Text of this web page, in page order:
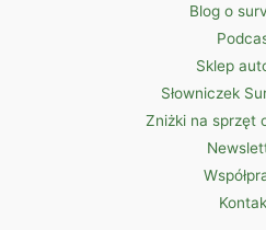
Blog o
Sklep
Słowniczek
Zniżki na sprzęt